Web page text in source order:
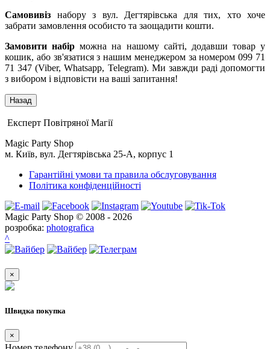
Самовивіз набору з вул. Дегтярівська для тих, хто хоче
забрати замовлення особисто та заощадити кошти.
Замовити набірможна на нашому сайті, додавши товар у
кошик, або зв'язатися з нашим менеджером за номером 099 71
71 347 (Viber, Whatsapp, Telegram). Ми завжди раді допомогти
з вибором і відповісти на ваші запитання!
Експерт Повітряної Магії
Magic Party Shop
м. Київ, вул. Дегтярівська 25-А, корпус 1
Гарантійні умови та правила обслуговування
Політика конфіденційності
Magic Party Shop © 2008 - 2026
розробка: photografica
^
×
Швидка покупка
×